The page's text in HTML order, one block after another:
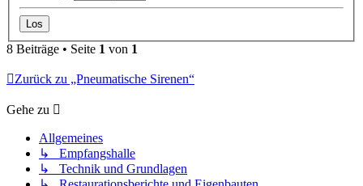
8 Beiträge • Seite 1 von 1
Zurück zu „Pneumatische Sirenen“
Gehe zu
Allgemeines
↳ Empfangshalle
↳ Technik und Grundlagen